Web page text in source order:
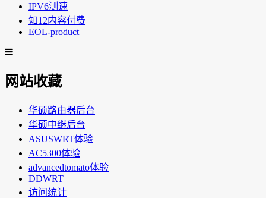
IPV6测速
知12内容付费
EOL-product
网站收藏
华硕路由器后台
华硕中继后台
ASUSWRT体验
AC5300体验
advancedtomato体验
DDWRT
访问统计